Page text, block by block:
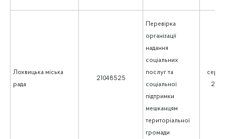
Лохвицька міська
рада
21048525
Перевірка
організації
надання
соціальних
послуг та
соціальної
підтримки
мешканцям
територіальної
громади